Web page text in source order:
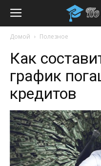
Домой Полезное
Как
график
кредитов